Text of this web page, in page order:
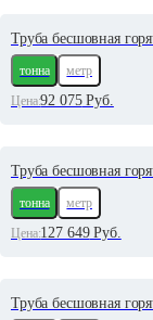
Труба бесшовная
тонна
метр
Цена:92 075Руб.
Труба бесшовная
тонна
метр
Цена:127 649Руб.
Труба бесшовная